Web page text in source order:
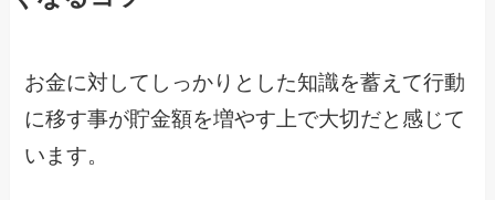
お金に対してしっかりとした知識を蓄えて行動
に移す事が貯金額を増やす上で大切だと感じて
います。